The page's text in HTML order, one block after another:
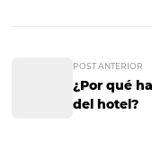
hoteles. En el
son
garantizar un
a los competidores